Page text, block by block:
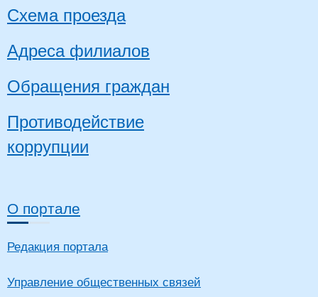
Схема проезда
Адреса филиалов
Обращения граждан
Противодействие
коррупции
О портале
Редакция портала
Управление общественных связей